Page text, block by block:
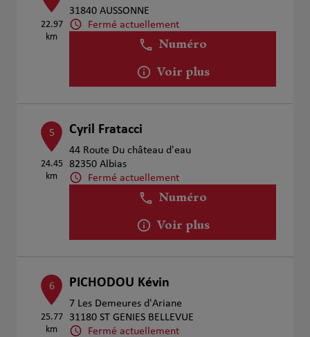
22.97
km
31840 AUSSONNE
Fermé actuellement
Numéro
Voir plus
5
24.45
km
Cyril Fratacci
44 Route Du château d'eau
82350 Albias
Fermé actuellement
Numéro
Voir plus
6
25.77
km
PICHODOU Kévin
7 Les Demeures d'Ariane
31180 ST GENIES BELLEVUE
Fermé actuellement